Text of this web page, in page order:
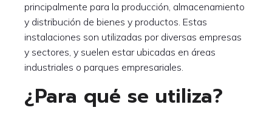
principalmente para la producción, almacenamiento
y distribución de bienes y productos. Estas
instalaciones son utilizadas por diversas empresas
y sectores, y suelen estar ubicadas en áreas
industriales o parques empresariales.
¿Para qué se utiliza?